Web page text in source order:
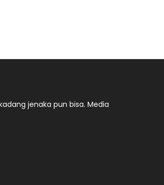
jenaka pun bisa. Media